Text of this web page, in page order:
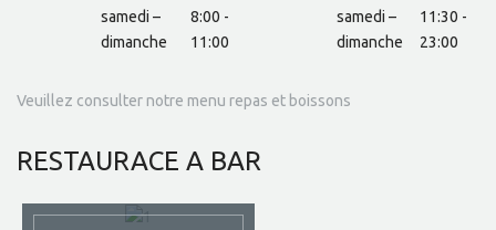
samedi –
dimanche
8:00 -
11:00
samedi –
dimanche
11:30 -
23:00
Veuillez consulter notre menu repas et boissons
RESTAURACE A BAR